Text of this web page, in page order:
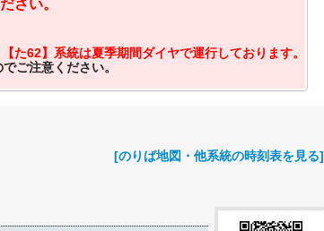
さい。
た62】系統は夏季期間ダイヤで運行しております。
ご注意ください。
[のりば地図・他系統の時刻表を見る]